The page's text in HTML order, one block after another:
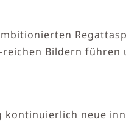
Bildern führen
neue